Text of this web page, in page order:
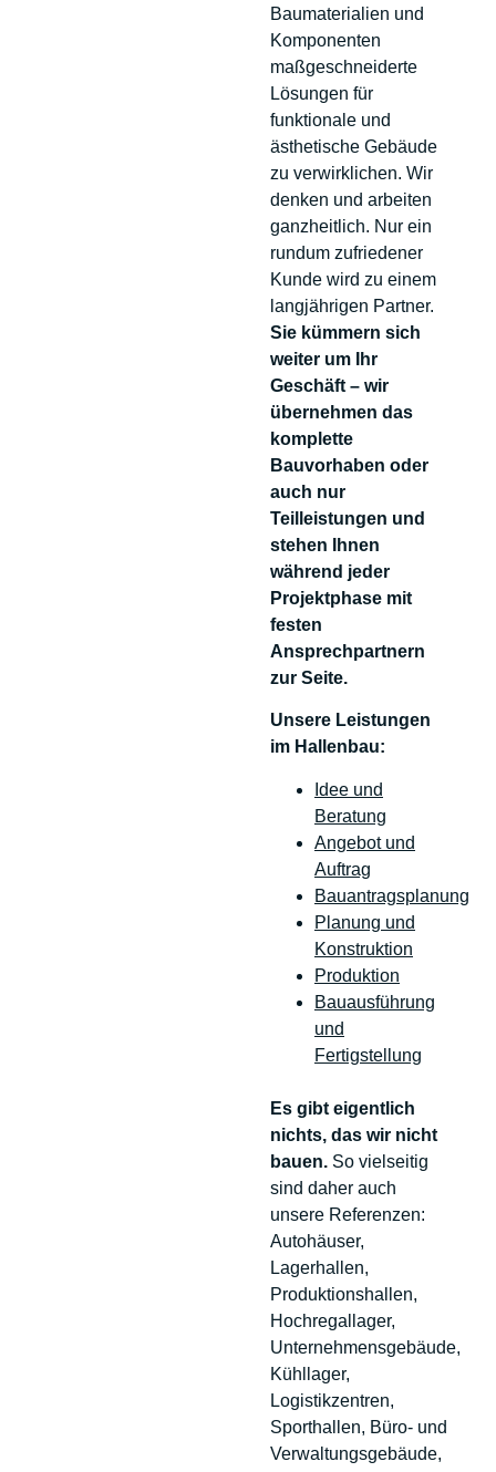
Baumaterialien und
Komponenten
maßgeschneiderte
Lösungen für
funktionale und
ästhetische Gebäude
zu verwirklichen. Wir
denken und arbeiten
ganzheitlich. Nur ein
rundum zufriedener
Kunde wird zu einem
langjährigen Partner.
Sie kümmern sich
weiter um Ihr
Geschäft – wir
übernehmen das
komplette
Bauvorhaben oder
auch nur
Teilleistungen und
stehen Ihnen
während jeder
Projektphase mit
festen
Ansprechpartnern
zur Seite.
Unsere Leistungen
im Hallenbau:
Idee und
Beratung
Angebot und
Auftrag
Bauantragsplanung
Planung und
Konstruktion
Produktion
Bauausführung
und
Fertigstellung
Es gibt eigentlich
nichts, das wir nicht
bauen. So vielseitig
sind daher auch
unsere Referenzen:
Autohäuser,
Lagerhallen,
Produktionshallen,
Hochregallager,
Unternehmensgebäude,
Kühllager,
Logistikzentren,
Sporthallen, Büro- und
Verwaltungsgebäude,